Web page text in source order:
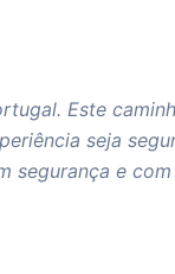
Este
seja
segurança e